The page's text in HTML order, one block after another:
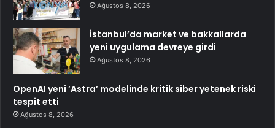
Ağustos 8, 2026
İstanbul’da market ve bakkallarda
yeni uygulama devreye girdi
Ağustos 8, 2026
OpenAI yeni ’Astra’ modelinde kritik siber yetenek riski
tespit etti
Ağustos 8, 2026